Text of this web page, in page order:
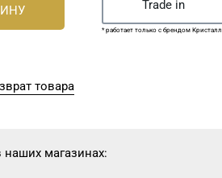
Trade in
* работает только с брендом Кристалл
товара
наших магазинах: